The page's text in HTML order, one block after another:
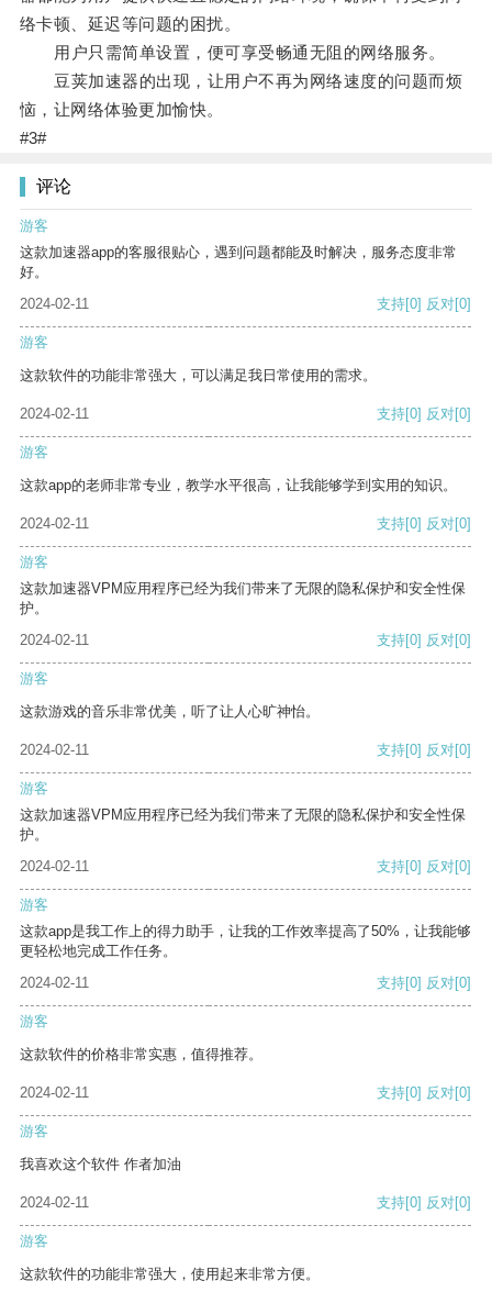
络卡顿、延迟等问题的困扰。
用户只需简单设置，便可享受畅通无阻的网络服务。
豆荚加速器的出现，让用户不再为网络速度的问题而烦
恼，让网络体验更加愉快。
#3#
评论
游客
这款加速器app的客服很贴心，遇到问题都能及时解决，服务态度非常
好。
2024-02-11
支持[0] 反对[0]
游客
这款软件的功能非常强大，可以满足我日常使用的需求。
2024-02-11 支持[0] 反对[0]
游客
这款app的老师非常专业，教学水平很高，让我能够学到实用的知识。
2024-02-11 支持[0] 反对[0]
游客
这款加速器VPM应用程序已经为我们带来了无限的隐私保护和安全性保
护。
2024-02-11
支持[0] 反对[0]
游客
这款游戏的音乐非常优美，听了让人心旷神怡。
2024-02-11 支持[0] 反对[0]
游客
这款加速器VPM应用程序已经为我们带来了无限的隐私保护和安全性保
护。
2024-02-11
支持[0] 反对[0]
游客
这款app是我工作上的得力助手，让我的工作效率提高了50%，让我能够
更轻松地完成工作任务。
2024-02-11
支持[0] 反对[0]
游客
这款软件的价格非常实惠，值得推荐。
2024-02-11 支持[0] 反对[0]
游客
我喜欢这个软件 作者加油
2024-02-11 支持[0] 反对[0]
游客
这款软件的功能非常强大，使用起来非常方便。